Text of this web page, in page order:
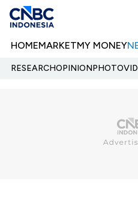
HOMEMARKETMY MONEY
RESEARCHOPINIONPHOTO